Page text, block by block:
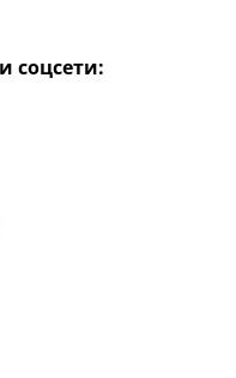
соцсети: